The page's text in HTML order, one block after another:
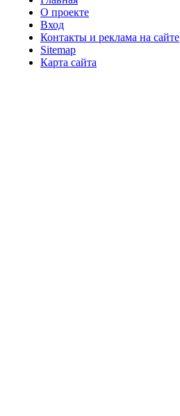
О проекте
Вход
Контакты и реклама на сайте
Sitemap
Карта сайта